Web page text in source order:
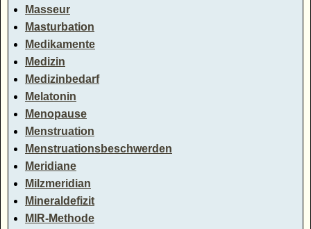
Masseur
Masturbation
Medikamente
Medizin
Medizinbedarf
Melatonin
Menopause
Menstruation
Menstruationsbeschwerden
Meridiane
Milzmeridian
Mineraldefizit
MIR-Methode